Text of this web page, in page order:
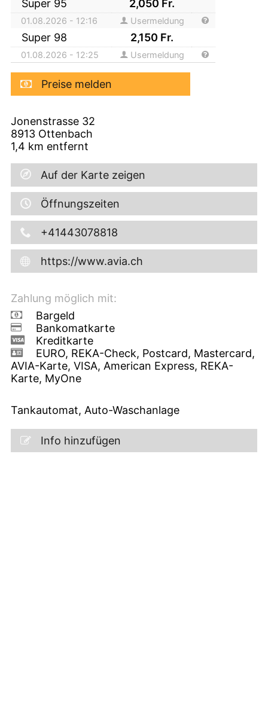
Super 95 2,050 Fr.
01.08.2026 - 12:16 Usermeldung
Super 98 2,150 Fr.
01.08.2026 - 12:25 Usermeldung
Preise melden
Jonenstrasse 32
8913 Ottenbach
1,4 km entfernt
Auf der Karte zeigen
Öffnungszeiten
+41443078818
https://www.avia.ch
Zahlung möglich mit:
Bargeld
Bankomatkarte
Kreditkarte
EURO, REKA-Check, Postcard, Mastercard,
AVIA-Karte, VISA, American Express, REKA-
Karte, MyOne
Tankautomat, Auto-Waschanlage
Info hinzufügen